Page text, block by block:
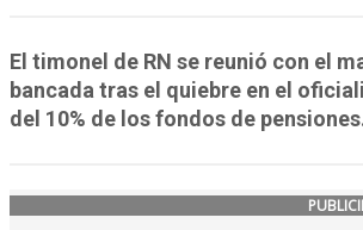
El timonel de RN se reunió con el
bancada tras el quiebre en el
del 10% de los fondos de